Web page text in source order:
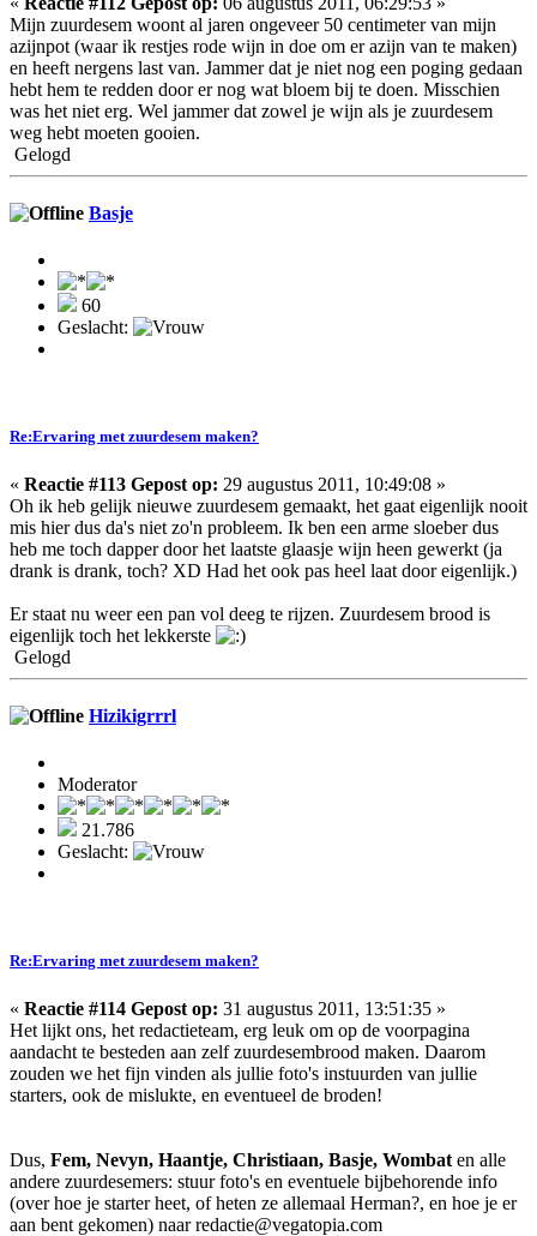
Mijn zuurdesem woont al jaren ongeveer 50 centimeter van mijn
azijnpot (waar ik restjes rode wijn in doe om er azijn van te maken)
en heeft nergens last van. Jammer dat je niet nog een poging gedaan
hebt hem te redden door er nog wat bloem bij te doen. Misschien
was het niet erg. Wel jammer dat zowel je wijn als je zuurdesem
weg hebt moeten gooien.
Gelogd
Basje
60
Geslacht:
Re:Ervaring met zuurdesem maken?
« Reactie #113 Gepost op: 29 augustus 2011, 10:49:08 »
Oh ik heb gelijk nieuwe zuurdesem gemaakt, het gaat eigenlijk nooit
mis hier dus da's niet zo'n probleem. Ik ben een arme sloeber dus
heb me toch dapper door het laatste glaasje wijn heen gewerkt (ja
drank is drank, toch? XD Had het ook pas heel laat door eigenlijk.)
Er staat nu weer een pan vol deeg te rijzen. Zuurdesem brood is
eigenlijk toch het lekkerste
Gelogd
Hizikigrrrl
Moderator
21.786
Geslacht:
Re:Ervaring met zuurdesem maken?
« Reactie #114 Gepost op: 31 augustus 2011, 13:51:35 »
Het lijkt ons, het redactieteam, erg leuk om op de voorpagina
aandacht te besteden aan zelf zuurdesembrood maken. Daarom
zouden we het fijn vinden als jullie foto's instuurden van jullie
starters, ook de mislukte, en eventueel de broden!
Dus, Fem, Nevyn, Haantje, Christiaan, Basje, Wombat en alle
andere zuurdesemers: stuur foto's en eventuele bijbehorende info
(over hoe je starter heet, of heten ze allemaal Herman?, en hoe je er
aan bent gekomen) naar redactie@vegatopia.com